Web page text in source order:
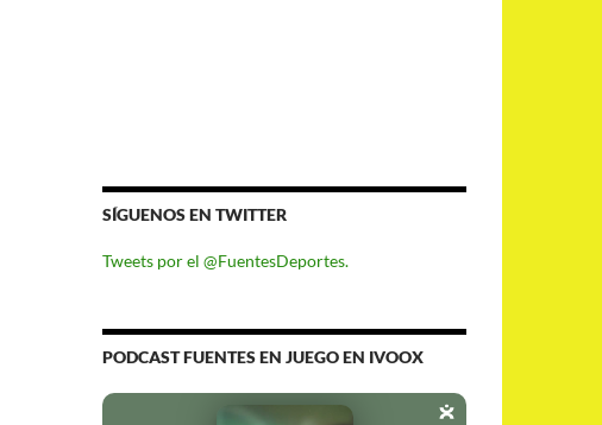
SÍGUENOS EN TWITTER
Tweets por el @FuentesDeportes.
PODCAST FUENTES EN JUEGO EN IVOOX